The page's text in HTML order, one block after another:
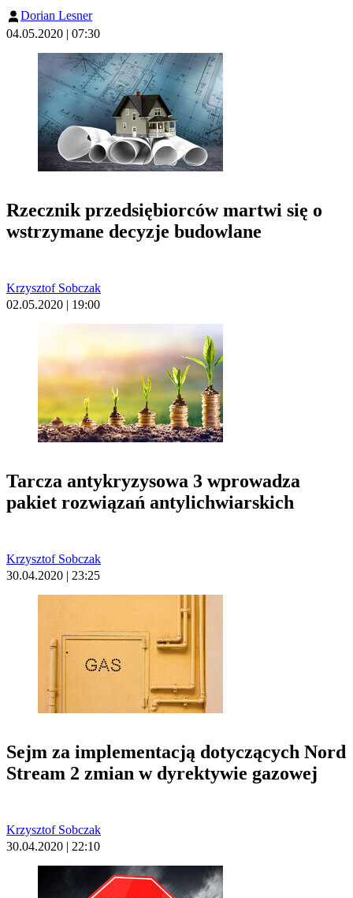
Dorian Lesner
04.05.2020 | 07:30
Rzecznik przedsiębiorców martwi się o
wstrzymane decyzje budowlane
Krzysztof Sobczak
02.05.2020 | 19:00
Tarcza antykryzysowa 3 wprowadza
pakiet rozwiązań antylichwiarskich
Krzysztof Sobczak
30.04.2020 | 23:25
Sejm za implementacją dotyczących Nord
Stream 2 zmian w dyrektywie gazowej
Krzysztof Sobczak
30.04.2020 | 22:10